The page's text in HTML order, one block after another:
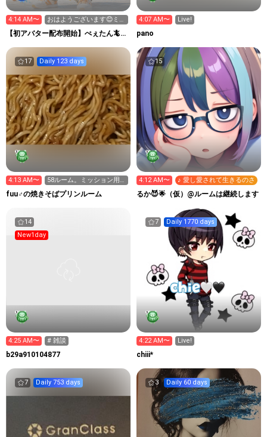
4:14 AM〜
おはようございます😊ミッ
ション廻り歓迎！
【初アバター配布開始】ぺぇたん🦎
4:07 AM〜 Live!
pano
17 Daily 123 days
4:13 AM〜
58ルーム。ミッション用
にどうぞ。作業中。
fuu♂の焼きそばプリンルーム
15
4:12 AM〜 ♪ 愛し愛されて生きるのさ
るか😈🌟（仮）@ルームは継続します
14
New1day
4:25 AM〜 # 雑談
b29a910104877
7 Daily 1770 days
4:22 AM〜 Live!
chiii*
7 Daily 753 days 3 Daily 60 days